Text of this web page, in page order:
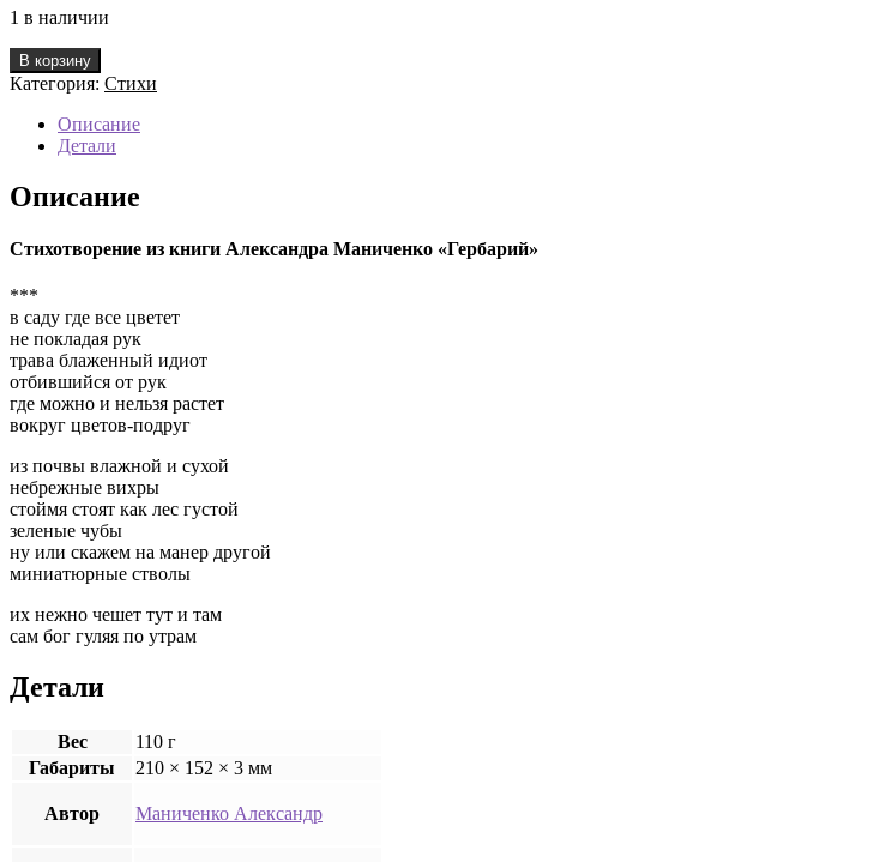
1 в наличии
Количество
товара
Александр
Маниченко.
Гербарий
В корзину
Категория: Стихи
Описание
Детали
Описание
Стихотворение из книги Александра Маниченко «Гербарий»
***
в саду где все цветет
не покладая рук
трава блаженный идиот
отбившийся от рук
где можно и нельзя растет
вокруг цветов-подруг
из почвы влажной и сухой
небрежные вихры
стоймя стоят как лес густой
зеленые чубы
ну или скажем на манер другой
миниатюрные стволы
их нежно чешет тут и там
сам бог гуляя по утрам
Детали
Вес
110 г
Габариты
210 × 152 × 3 мм
Автор Маниченко Александр